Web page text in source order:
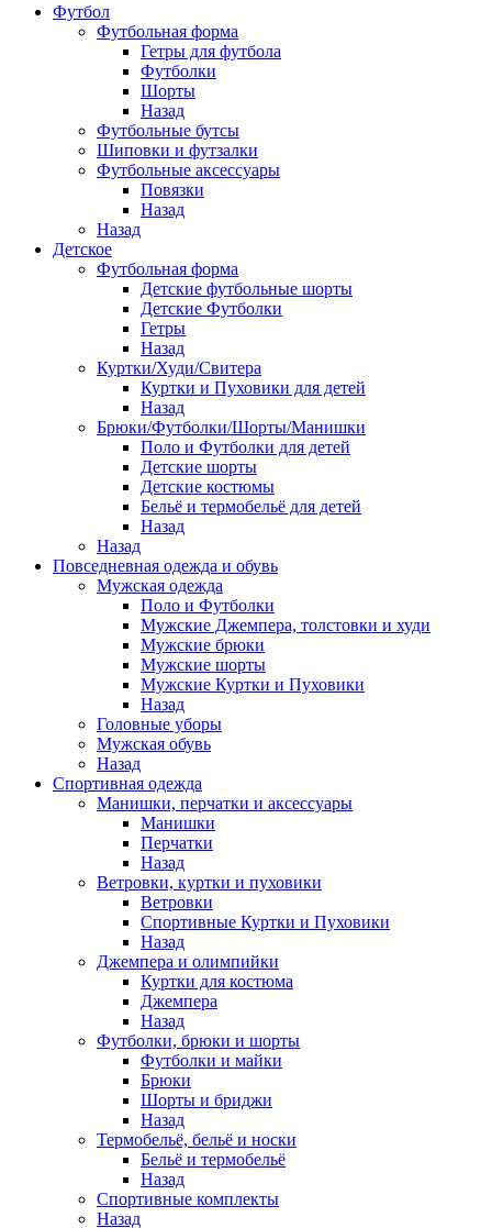
Футбол
Футбольная форма
Гетры для футбола
Футболки
Шорты
Назад
Футбольные бутсы
Шиповки и футзалки
Футбольные аксессуары
Повязки
Назад
Назад
Детское
Футбольная форма
Детские футбольные шорты
Детские Футболки
Гетры
Назад
Куртки/Худи/Свитера
Куртки и Пуховики для детей
Назад
Брюки/Футболки/Шорты/Манишки
Поло и Футболки для детей
Детские шорты
Детские костюмы
Бельё и термобельё для детей
Назад
Назад
Повседневная одежда и обувь
Мужская одежда
Поло и Футболки
Мужские Джемпера, толстовки и худи
Мужские брюки
Мужские шорты
Мужские Куртки и Пуховики
Назад
Головные уборы
Мужская обувь
Назад
Спортивная одежда
Манишки, перчатки и аксессуары
Манишки
Перчатки
Назад
Ветровки, куртки и пуховики
Ветровки
Спортивные Куртки и Пуховики
Назад
Джемпера и олимпийки
Куртки для костюма
Джемпера
Назад
Футболки, брюки и шорты
Футболки и майки
Брюки
Шорты и бриджи
Назад
Термобельё, бельё и носки
Бельё и термобельё
Назад
Спортивные комплекты
Назад